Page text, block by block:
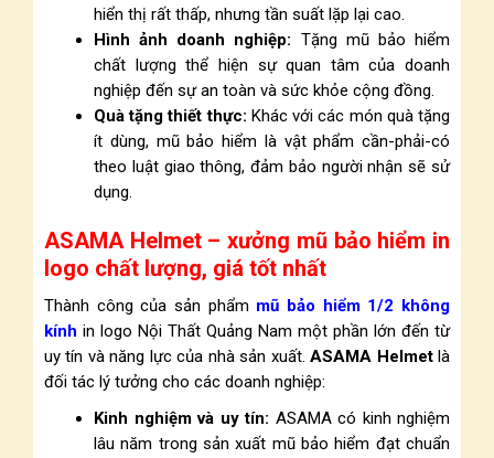
hiển thị rất thấp, nhưng tần suất lặp lại cao.
Hình ảnh doanh nghiệp: Tặng mũ bảo hiểm
chất lượng thể hiện sự quan tâm của doanh
nghiệp đến sự an toàn và sức khỏe cộng đồng.
Quà tặng thiết thực: Khác với các món quà tặng
ít dùng, mũ bảo hiểm là vật phẩm cần-phải-có
theo luật giao thông, đảm bảo người nhận sẽ sử
dụng.
ASAMA Helmet – xưởng mũ bảo hiểm in
logo chất lượng, giá tốt nhất
Thành công của sản phẩm mũ bảo hiểm 1/2 không
kính in logo Nội Thất Quảng Nam một phần lớn đến từ
uy tín và năng lực của nhà sản xuất.ASAMA Helmetlà
đối tác lý tưởng cho các doanh nghiệp:
Kinh nghiệm và uy tín: ASAMA có kinh nghiệm
lâu năm trong sản xuất mũ bảo hiểm đạt chuẩn